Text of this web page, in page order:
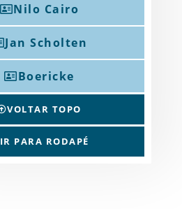
Nilo Cairo
Jan Scholten
Boericke
VOLTAR TOPO
IR PARA RODAPÉ